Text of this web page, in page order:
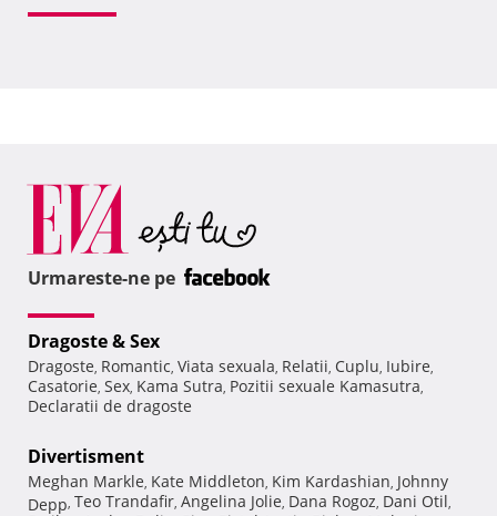
Urmareste-ne pe
Dragoste & Sex
Dragoste, Romantic, Viata sexuala, Relatii, Cuplu, Iubire,
Casatorie, Sex, Kama Sutra, Pozitii sexuale Kamasutra,
Declaratii de dragoste
Divertisment
Meghan Markle, Kate Middleton, Kim Kardashian, Johnny
Depp, Teo Trandafir, Angelina Jolie, Dana Rogoz, Dani Otil,